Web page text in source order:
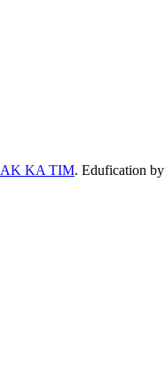
AK KA TIM. Edufication by